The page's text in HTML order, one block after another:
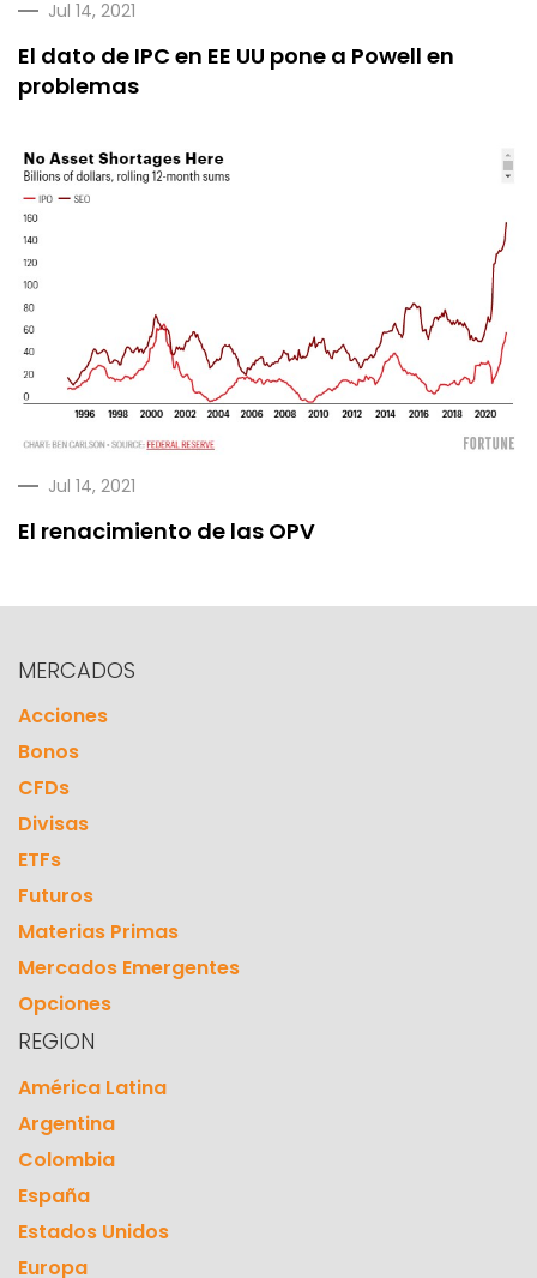
Jul 14, 2021
El dato de IPC en EE UU pone a Powell en
problemas
Jul 14, 2021
El renacimiento de las OPV
MERCADOS
Acciones
Bonos
CFDs
Divisas
ETFs
Futuros
Materias Primas
Mercados Emergentes
Opciones
REGION
América Latina
Argentina
Colombia
España
Estados Unidos
Europa